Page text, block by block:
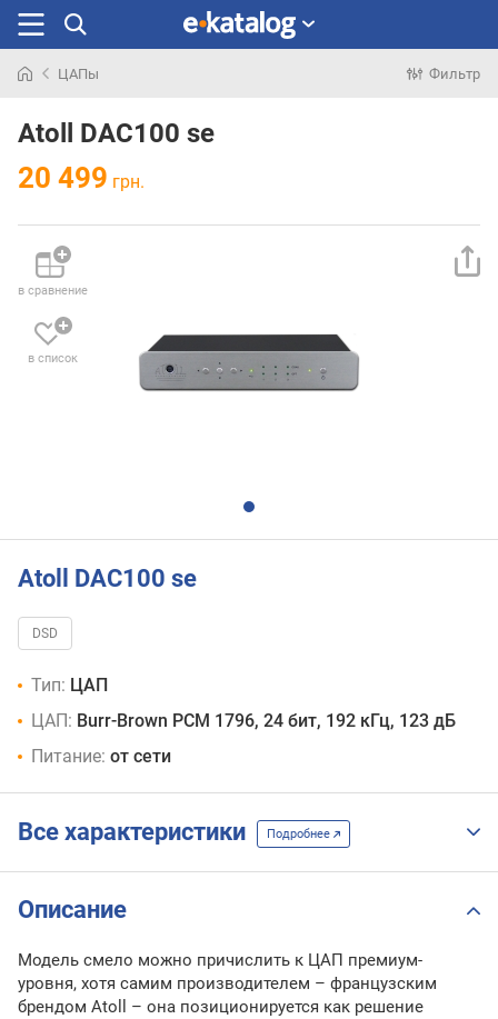
раньше
ЦАПы Фильтр
Atoll DAC100 se
20 499 грн.
в сравнение
в список
Atoll DAC100 se
DSD
Тип: ЦАП
ЦАП: Burr-Brown PCM 1796, 24 бит, 192 кГц, 123 дБ
Питание: от сети
Все характеристики Подробнее
Описание
Модель смело можно причислить к ЦАП премиум-
уровня, хотя самим производителем – французским
брендом Atoll – она позиционируется как решение